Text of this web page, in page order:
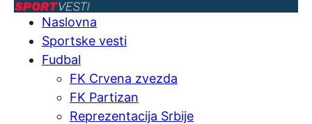
Naslovna
Sportske vesti
Fudbal
FK Crvena zvezda
FK Partizan
Reprezentacija Srbije